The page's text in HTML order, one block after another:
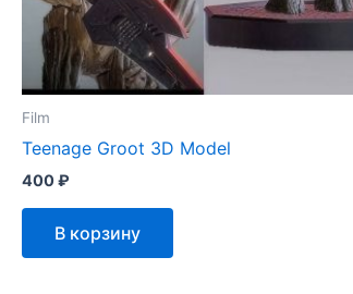
Film
Teenage Groot 3D Model
400₽
В корзину